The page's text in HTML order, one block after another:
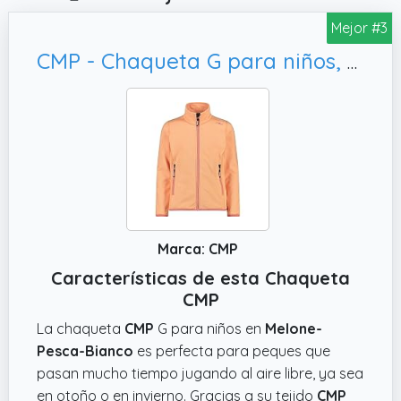
Mejor #3
CMP - Chaqueta G para niños, 164
Marca: CMP
Características de esta Chaqueta
CMP
La chaqueta CMP G para niños en Melone-
Pesca-Bianco es perfecta para peques que
pasan mucho tiempo jugando al aire libre, ya sea
en otoño o en invierno. Gracias a su tejido CMP